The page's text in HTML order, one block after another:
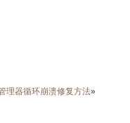
理器循环崩溃修复方法»